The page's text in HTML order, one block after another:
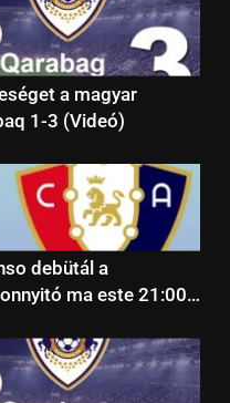
a magyar
1-3 (Videó)
debütál a
ma este 21:00-